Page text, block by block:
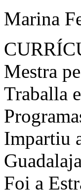
Marina
Mestra
Traballa
Impartiu
Foi a